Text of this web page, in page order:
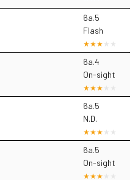
6a.5
Flash
6a.4
On-sight
6a.5
N.D.
6a.5
On-sight